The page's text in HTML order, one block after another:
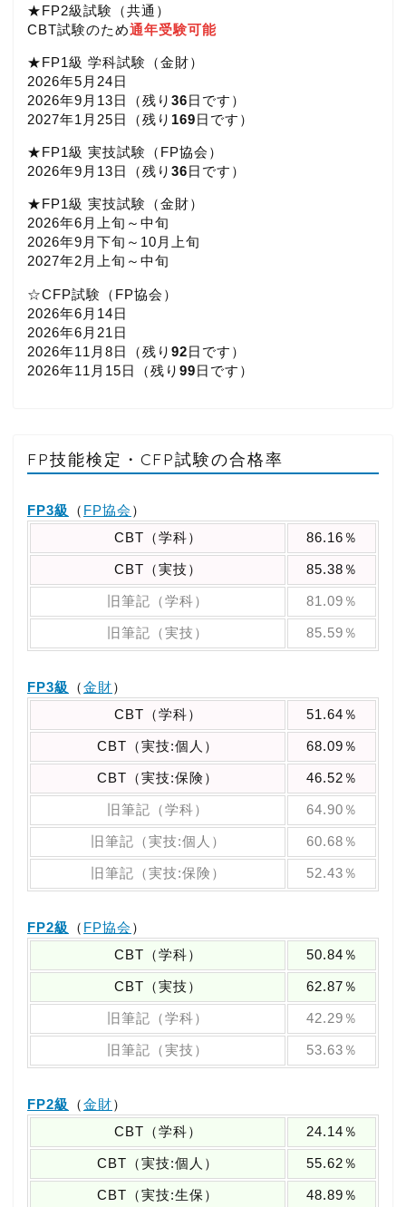
★FP2級試験（共通）
CBT試験のため通年受験可能
★FP1級 学科試験（金財）
2026年5月24日
2026年9月13日（残り 36日です）
2027年1月25日（残り 169日です）
★FP1級 実技試験（FP協会）
2026年9月13日（残り 36日です）
★FP1級 実技試験（金財）
2026年6月上旬～中旬
2026年9月下旬～10月上旬
2027年2月上旬～中旬
☆CFP試験（FP協会）
2026年6月14日
2026年6月21日
2026年11月8日（残り 92日です）
2026年11月15日（残り 99日です）
FP技能検定・CFP試験の合格率
FP3級 （ FP協会 ）
CBT（学科）
86.16％
CBT（実技） 85.38％
旧筆記（学科） 81.09％
旧筆記（実技） 85.59％
FP3級 （金財）
CBT（学科）
51.64％
CBT（実技:個人） 68.09％
CBT（実技:保険） 46.52％
旧筆記（学科） 64.90％
旧筆記（実技:個人） 60.68％
旧筆記（実技:保険） 52.43％
FP2級 （ FP協会 ）
CBT（学科）
50.84％
CBT（実技） 62.87％
旧筆記（学科） 42.29％
旧筆記（実技） 53.63％
FP2級 （金財）
CBT（学科）
24.14％
CBT（実技:個人） 55.62％
CBT（実技:生保） 48.89％